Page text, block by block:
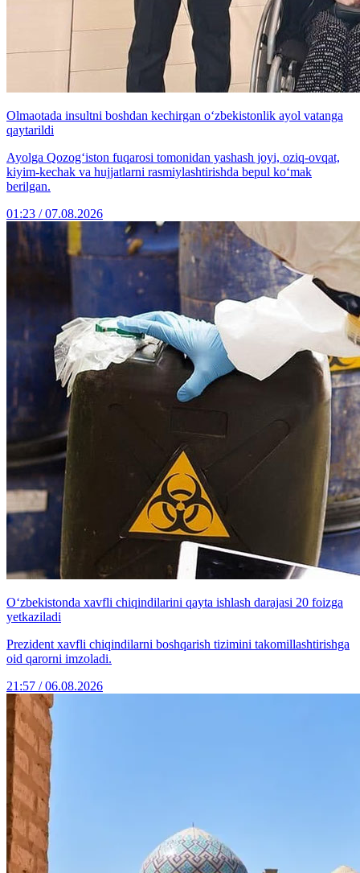
Olmaotada insultni boshdan kechirgan o‘zbekistonlik ayol vatanga
qaytarildi
Ayolga Qozog‘iston fuqarosi tomonidan yashash joyi, oziq-ovqat,
kiyim-kechak va hujjatlarni rasmiylashtirishda bepul ko‘mak
berilgan.
01:23 / 07.08.2026
O‘zbekistonda xavfli chiqindilarini qayta ishlash darajasi 20 foizga
yetkaziladi
Prezident xavfli chiqindilarni boshqarish tizimini takomillashtirishga
oid qarorni imzoladi.
21:57 / 06.08.2026